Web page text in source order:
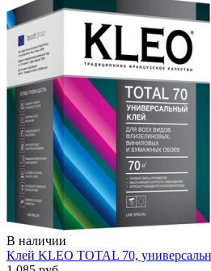
В наличии
Клей KLEO TOTAL 70,